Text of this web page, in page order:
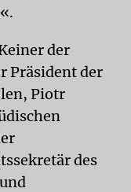
der
Präsident der
Piotr
des